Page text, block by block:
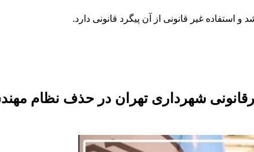
شهرداری تهران در حذف نظام